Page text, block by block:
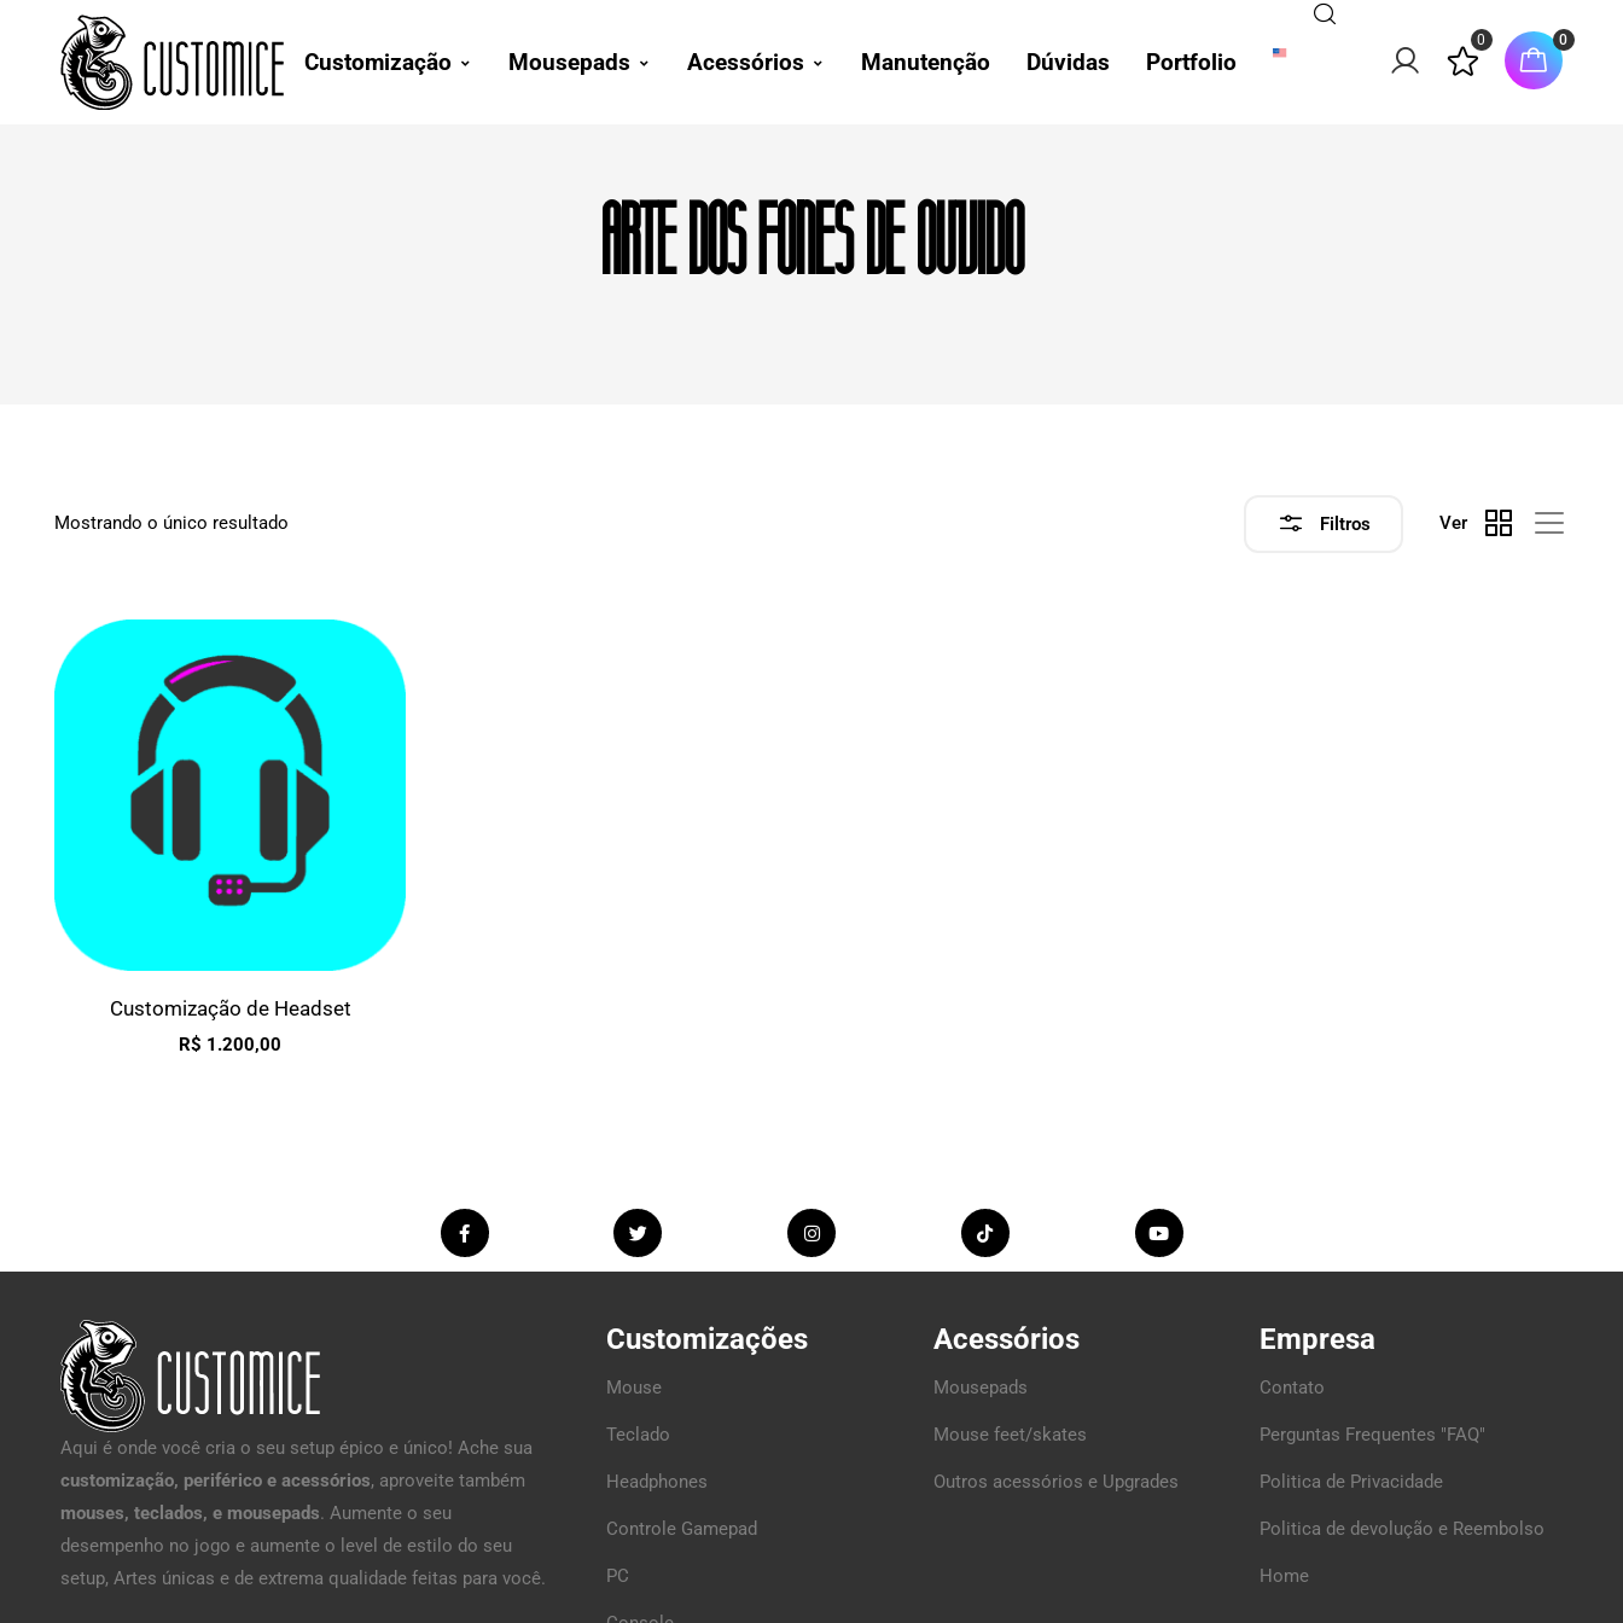
Customização Mousepads Acessórios Manutenção Dúvidas Portfolio
0 0
arte dos fones de ouvido
Filtros
Mostrando o único resultado Ver
Customização de Headset
R$ 1.200,00
Aqui é onde você cria o seu setup épico e único! Ache sua
customização, periférico e acessórios, aproveite também
mouses, teclados, e mousepads. Aumente o seu
desempenho no jogo e aumente o level de estilo do seu
setup, Artes únicas e de extrema qualidade feitas para você.
Customizações
Mouse
Teclado
Headphones
Controle Gamepad
PC
Acessórios
Mousepads
Mouse feet/skates
Outros acessórios e Upgrades
Empresa
Contato
Perguntas Frequentes "FAQ"
Politica de Privacidade
Politica de devolução e Reembolso
Home